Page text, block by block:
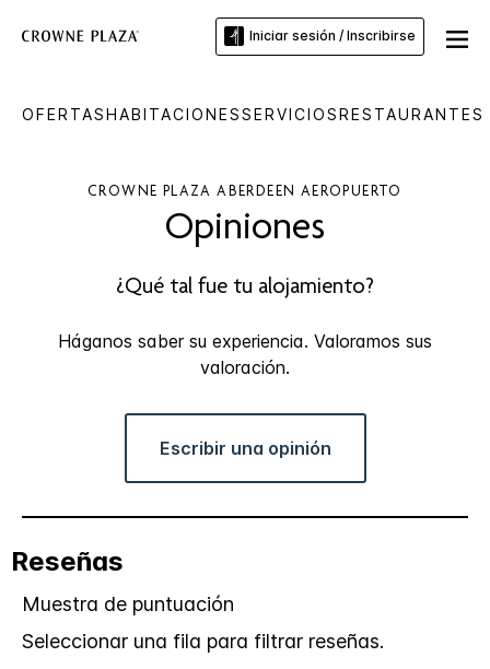
Iniciar sesión / Inscribirse
OFERTASHABITACIONESSERVICIOS
CROWNE PLAZA ABERDEEN AEROPUERTO
Opiniones
¿Qué tal fue tu alojamiento?
Háganos saber su experiencia. Valoramos sus
valoración.
Escribir una opinión